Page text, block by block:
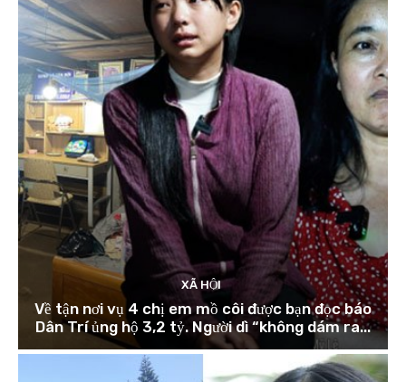
XÃ HỘI
Về tận nơi vụ 4 chị em mồ côi được bạn đọc báo
Dân Trí ủng hộ 3,2 tỷ. Người dì “không dám ra...